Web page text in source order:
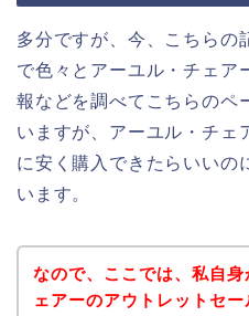
多分ですが、今、こちらの
で色々とアーユル・チェア
報などを調べてこちらのペ
いますが、アーユル・チェ
に安く購入できたらいいの
います。
なので、ここでは、私自
ェアーのアウトレットセ